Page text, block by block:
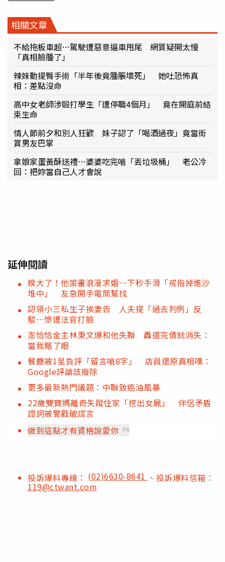
相關文章
不給拖板車超…駕駛遭惡意逼車甩尾 網質疑開太慢
「真相臉腫了」
辣妹動提臀手術「半年後竟腫脹壞死」 她吐恐怖真
相：差點沒命
高中女老師涉毆打學生「遭停職4個月」 竟在開庭前結
束生命
情人節前夕和別人狂歡 妹子認了「喝酒過夜」竟當街
賞男友巴掌
拿娘家蛋黃酥送禮…婆婆吃完嗆「丟垃圾桶」 老公冷
回：把妳當自己人才會說
延伸閱讀
糗大了！他策畫浪漫求婚…下秒手滑「戒指掉進沙
堆中」 友急開手電筒幫找
認領小三私生子挨妻告 人夫提「過去判例」反
駁…慘遭法官打臉
澎恰恰金主林秉文爆和他失聯 轟還完債就消失：
當我瞎了眼
餐廳被1星負評「留言嗆8字」 店員還原真相嘆：
Google評論該廢除
更多最新熱門議題：中聯致癌油風暴
22歲雙寶媽離奇失蹤住家「挖出女屍」 伴侶矛盾
證詞被警戳破謊言
做到這點才有資格說愛你 PR
投訴爆料專線： (02)6630-8641 、投訴爆料信箱：
119@ctwant.com